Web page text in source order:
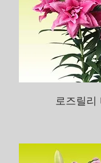
로즈릴리